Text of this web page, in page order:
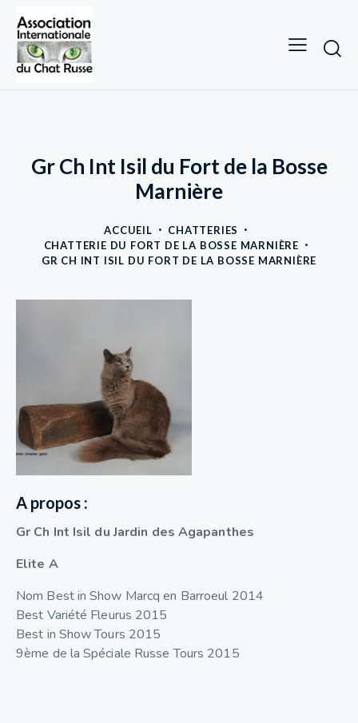
Gr Ch Int Isil du Fort de la Bosse
Marnière
ACCUEIL
CHATTERIES
CHATTERIE DU FORT DE LA BOSSE MARNIÈRE
GR CH INT ISIL DU FORT DE LA BOSSE MARNIÈRE
A propos :
Gr Ch Int Isil du Jardin des Agapanthes
Elite A
Nom Best in Show Marcq en Barroeul 2014
Best Variété Fleurus 2015
Best in Show Tours 2015
9ème de la Spéciale Russe Tours 2015